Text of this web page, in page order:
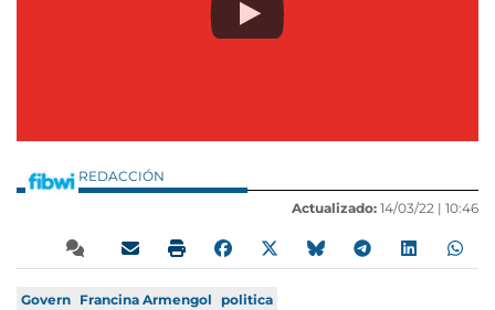
REDACCIÓN
Actualizado: 14/03/22 | 10:46
Govern Francina Armengol politica